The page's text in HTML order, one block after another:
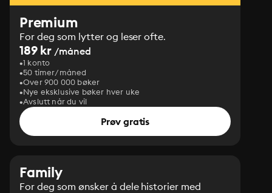
Premium
For deg som lytter og leser ofte.
189 kr /måned
1 konto
50 timer/måned
Over 900 000 bøker
Nye eksklusive bøker hver uke
Avslutt når du vil
Prøv gratis
Family
For deg som ønsker å dele historier med